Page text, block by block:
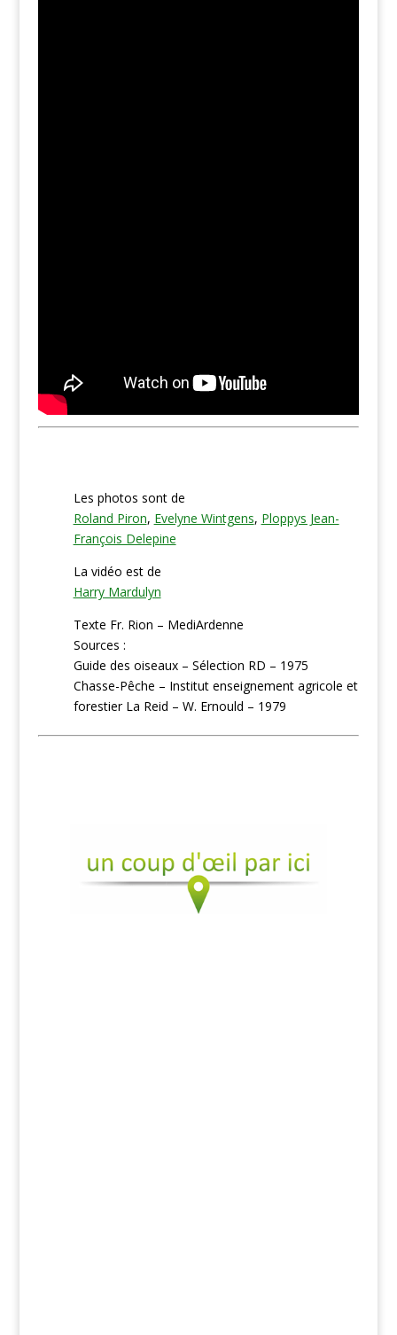
Les photos sont de
Roland Piron, Evelyne Wintgens, Ploppys Jean-
François Delepine
La vidéo est de
Harry Mardulyn
Texte Fr. Rion – MediArdenne
Sources :
Guide des oiseaux – Sélection RD – 1975
Chasse-Pêche – Institut enseignement agricole et
forestier La Reid – W. Ernould – 1979